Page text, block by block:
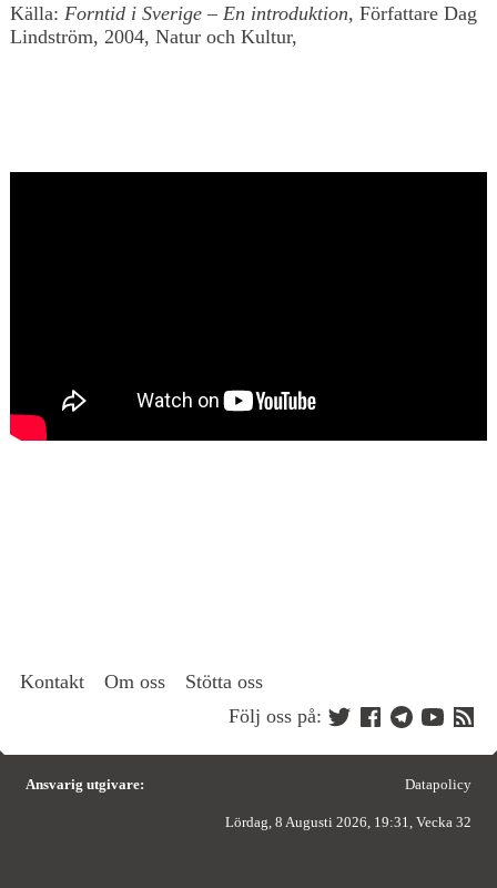
Källa: Forntid i Sverige – En introduktion, Författare Dag
Lindström, 2004, Natur och Kultur,
Kontakt Om oss
Stötta oss
Följ oss på:
Ansvarig utgivare: Datapolicy
Lördag, 8 Augusti 2026, 19:31, Vecka 32